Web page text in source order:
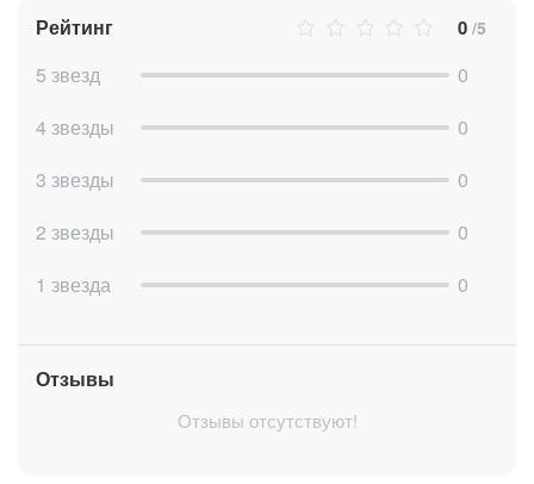
Рейтинг 0 /5
5 звезд
0
4 звезды
0
3 звезды
0
2 звезды
0
1 звезда
0
Отзывы
Отзывы отсутствуют!